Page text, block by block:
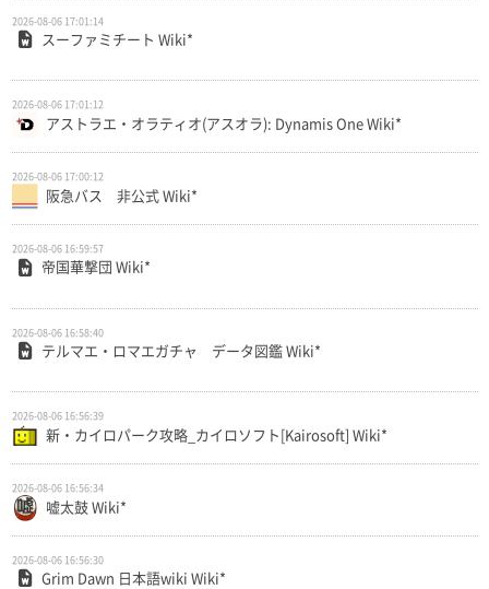
2026-08-06 17:01:14
スーファミチート Wiki*
2026-08-06 17:01:12
アストラエ・オラティオ(アスオラ): Dynamis One Wiki*
2026-08-06 17:00:12
阪急バス 非公式 Wiki*
2026-08-06 16:59:57
帝国華撃団 Wiki*
2026-08-06 16:58:40
テルマエ・ロマエガチャ データ図鑑 Wiki*
2026-08-06 16:56:39
新・カイロパーク攻略_カイロソフト[Kairosoft] Wiki*
2026-08-06 16:56:34
嘘太鼓 Wiki*
2026-08-06 16:56:30
Grim Dawn 日本語wiki Wiki*